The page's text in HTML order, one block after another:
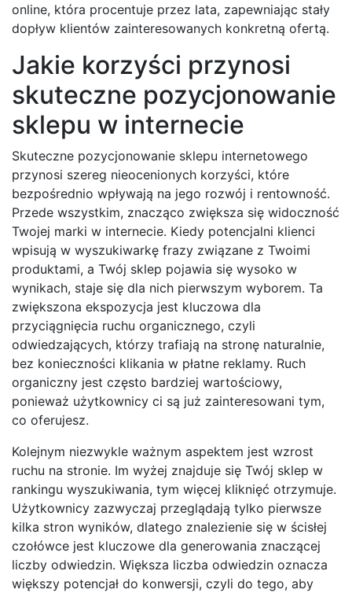
online, która procentuje przez lata, zapewniając stały
dopływ klientów zainteresowanych konkretną ofertą.
Jakie korzyści przynosi
skuteczne pozycjonowanie
sklepu w internecie
Skuteczne pozycjonowanie sklepu internetowego
przynosi szereg nieocenionych korzyści, które
bezpośrednio wpływają na jego rozwój i rentowność.
Przede wszystkim, znacząco zwiększa się widoczność
Twojej marki w internecie. Kiedy potencjalni klienci
wpisują w wyszukiwarkę frazy związane z Twoimi
produktami, a Twój sklep pojawia się wysoko w
wynikach, staje się dla nich pierwszym wyborem. Ta
zwiększona ekspozycja jest kluczowa dla
przyciągnięcia ruchu organicznego, czyli
odwiedzających, którzy trafiają na stronę naturalnie,
bez konieczności klikania w płatne reklamy. Ruch
organiczny jest często bardziej wartościowy,
ponieważ użytkownicy ci są już zainteresowani tym,
co oferujesz.
Kolejnym niezwykle ważnym aspektem jest wzrost
ruchu na stronie. Im wyżej znajduje się Twój sklep w
rankingu wyszukiwania, tym więcej kliknięć otrzymuje.
Użytkownicy zazwyczaj przeglądają tylko pierwsze
kilka stron wyników, dlatego znalezienie się w ścisłej
czołówce jest kluczowe dla generowania znaczącej
liczby odwiedzin. Większa liczba odwiedzin oznacza
większy potencjał do konwersji, czyli do tego, aby